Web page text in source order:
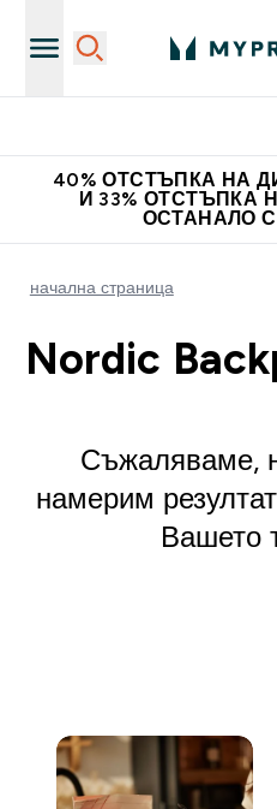
40% ОТСТЪПКА НА
И 33% ОТСТЪПКА
ОСТАНАЛО С
начална страница
Nordic
Съжаляваме,
намерим
Вашето